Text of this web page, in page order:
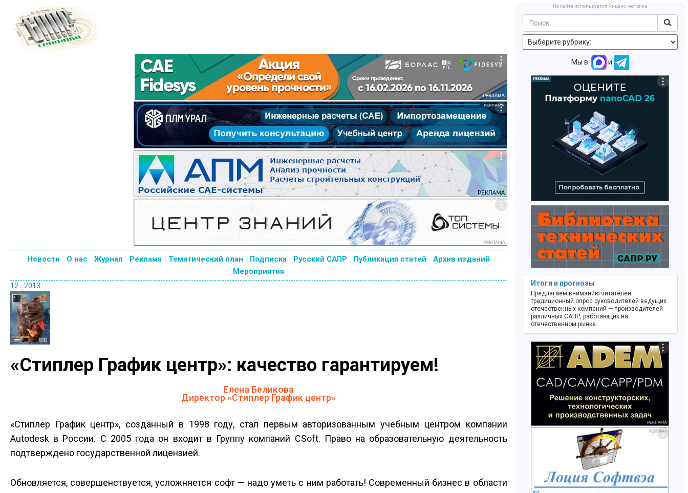
Новости О нас Журнал Реклама Тематический план Подписка Русский САПР Публикация статей
Архив изданий
Мероприятия
12 - 2013
«Стиплер График центр»: качество гарантируем!
Елена Беликова
Директор «Стиплер График центр»
«Стиплер График центр», созданный в 1998 году, стал первым авторизованным учебным центром компании
Autodesk в России. C 2005 года он входит в Группу компаний CSoft. Право на образовательную деятельность
подтверждено государственной лицензией.
Обновляется, совершенствуется, усложняется софт — надо уметь с ним работать! Современный бизнес в области
На сайте используется Яндекс метрика
Мы в: и
Итоги и прогнозы
Предлагаем вниманию читателей
традиционный опрос руководителей ведущих
отечественных компаний — производителей
различных САПР, работающих на
отечественном рынке